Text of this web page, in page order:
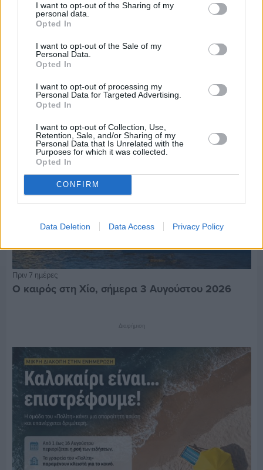
I want to opt-out of the Sharing of my
personal data.
Opted In
I want to opt-out of the Sale of my
Personal Data.
Opted In
I want to opt-out of processing my
Personal Data for Targeted Advertising.
Opted In
I want to opt-out of Collection, Use,
Retention, Sale, and/or Sharing of my
Personal Data that Is Unrelated with the
Purposes for which it was collected.
Opted In
CONFIRM
Data Deletion Data Access Privacy Policy
Πριν 7 ημέρες
70 χρόνια ιστορίας και συγκίνησης για το
Ανδρεάδειο Γυμνάσιο Βροντάδου
Πριν 7 ημέρες
Ο καιρός στη Χίο, σήμερα 3 Αυγούστου 2026
Διαφήμιση